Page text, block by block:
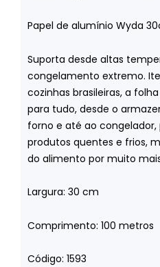
Papel de alumínio Wyda
Suporta desde altas
congelamento extremo.
cozinhas brasileiras, a
para tudo, desde o
forno e até ao
produtos quentes e frios,
do alimento por muito
Largura: 30 cm
Comprimento: 100 metros
Código: 1593